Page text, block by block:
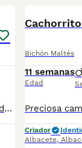
✅ Somos un criadero autorizado y certificado por la Generalitat de Catalunya. PARA MÁS INFORMACIÓN: ☎️ 933095977 📱 685878504 / 674320847 💻 Más fotos y vídeos en nuestra web www.aquanatura.es 🚙 Hacemos envíos 📌 Calle Roger de Flor 45, muy cerca del Arc de Triomf de Barcelona, de Lunes a Sábados. Se entregan con la mayoría de sus vacunas, desparasitados interna y externamente, con microchip y su registro, cartilla sanitaria y contrato de garantías, bajo la supervisión de nuestro equipo veterinario. AQUANATURA
Bichón Maltés
11 semanas
Edad
Criador
Albacete,